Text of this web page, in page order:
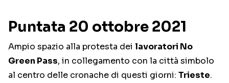
Puntata 20 ottobre 2021
Ampio spazio alla protesta dei lavoratori No
Green Pass, in collegamento con la città simbolo
al centro delle cronache di questi giorni: Trieste.